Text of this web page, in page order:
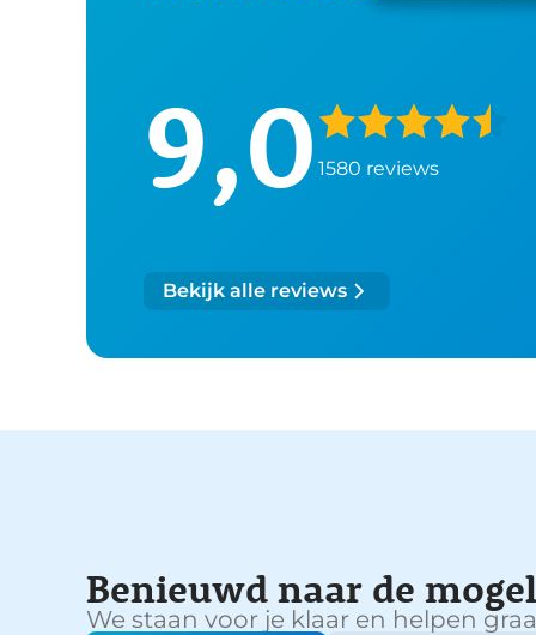
9,0 1580 reviews
Bekijk alle reviews
Benieuwd naar de
We staan voor je klaar en helpen